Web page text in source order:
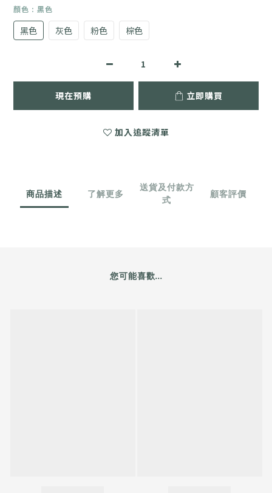
顏色 : 黑色
黑色 灰色 粉色 棕色
現在預購 立即購買
加入追蹤清單
商品描述 了解更多
送貨及付款方
式
顧客評價
您可能喜歡...